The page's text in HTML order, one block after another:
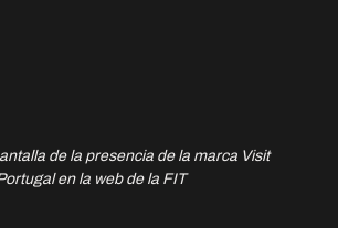
de la presencia de la marca Visit
en la web de la FIT